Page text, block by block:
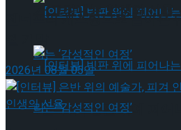
[인터뷰] 빙판 위에 피어
가 그려내는 인생의 선율
젠더프리 캐스팅으로 돌아온
2026년 08월 05일